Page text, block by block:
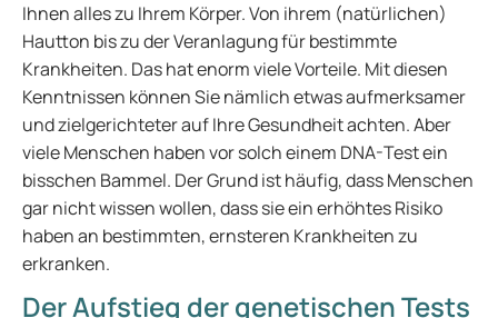
Ihnen alles zu Ihrem Körper. Von ihrem (natürlichen)
Hautton bis zu der Veranlagung für bestimmte
Krankheiten. Das hat enorm viele Vorteile. Mit diesen
Kenntnissen können Sie nämlich etwas aufmerksamer
und zielgerichteter auf Ihre Gesundheit achten. Aber
viele Menschen haben vor solch einem DNA-Test ein
bisschen Bammel. Der Grund ist häufig, dass Menschen
gar nicht wissen wollen, dass sie ein erhöhtes Risiko
haben an bestimmten, ernsteren Krankheiten zu
erkranken.
Der Aufstieg der genetischen Tests